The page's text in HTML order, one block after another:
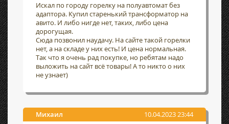
Искал по городу горелку на полуавтомат без
адаптора. Купил старенький трансформатор на
авито. И либо нигде нет, таких, либо цена
дорогущая.
Сюда позвонил наудачу. На сайте такой горелки
нет, а на складе у них есть! И цена нормальная.
Так что я очень рад покупке, но ребятам надо
выложить на сайт всё товары! А то никто о них
не узнает)
Михаил 10.04.2023 23:44